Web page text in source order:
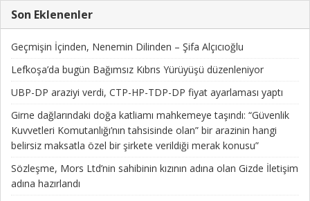
Son Eklenenler
Geçmişin İçinden, Nenemin Dilinden – Şifa Alçıcıoğlu
Lefkoşa’da bugün Bağımsız Kıbrıs Yürüyüşü düzenleniyor
UBP-DP araziyi verdi, CTP-HP-TDP-DP fiyat ayarlaması yaptı
Girne dağlarındaki doğa katliamı mahkemeye taşındı: “Güvenlik
Kuvvetleri Komutanlığı’nın tahsisinde olan” bir arazinin hangi
belirsiz maksatla özel bir şirkete verildiği merak konusu”
Sözleşme, Mors Ltd’nin sahibinin kızının adına olan Gizde İletişim
adına hazırlandı